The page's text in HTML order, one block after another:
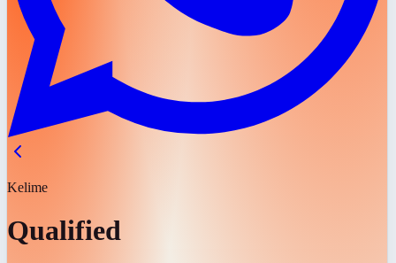
Kelime
Qualified